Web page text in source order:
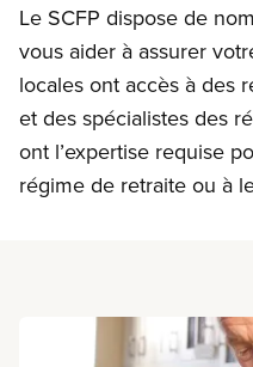
Le SCFP dispose de
vous aider à assurer
locales ont accès à des
et des spécialistes des
ont l’expertise requise
régime de retraite ou à
En savoir plus